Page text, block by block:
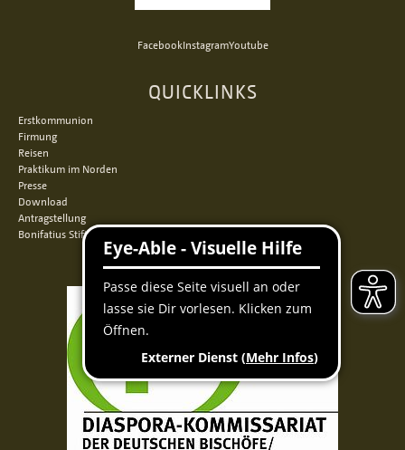
FacebookInstagramYoutube
QUICKLINKS
Erstkommunion
Firmung
Reisen
Praktikum im Norden
Presse
Download
Antragstellung
Bonifatius Stiftungszentrum